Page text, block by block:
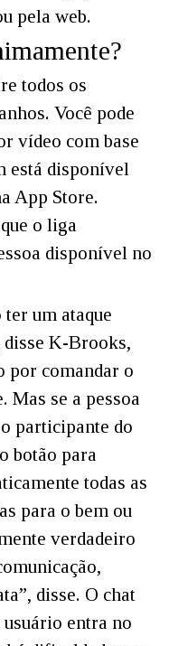
pela web.
todos os
Você pode
vídeo com base
está disponível
App Store.
o liga
disponível no
ter um ataque
disse K-Brooks,
por comandar o
Mas se a pessoa
participante do
botão para
todas as
para o bem ou
verdadeiro
disse. O chat
entra no